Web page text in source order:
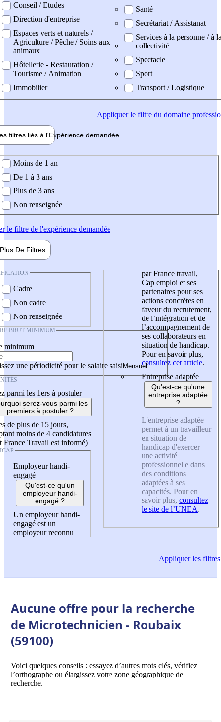
Conseil / Etudes
Direction d'entreprise
Espaces verts et naturels /
Agriculture / Pêche / Soins aux
animaux
Hôtellerie - Restauration /
Tourisme / Animation
Immobilier
Santé
Secrétariat / Assistanat
Services à la personne / à la
collectivité
Spectacle
Sport
Transport / Logistique
Appliquerle filtre du domaine
filtres liés à l'Expérience demandée
demandée
Moins de 1 an
De 1 à 3 ans
Plus de 3 ans
Non renseignée
le filtre de l'expérience demandée
Plus De Filtres
Cadre
Non cadre
Non renseignée
BRUT MINIMUM
minimum
une périodicité pour le salaire saisi
parmi les 1ers à postuler
serez-vous parmi les
premiers à postuler ?
de plus de 15 jours,
moins de 4 candidatures
France Travail est informé)
Employeur handi-
engagé
Qu'est-ce qu'un
employeur handi-
engagé ?
Un employeur handi-
engagé est un
employeur reconnu
par France travail,
Cap emploi et ses
partenaires pour ses
actions concrètes en
faveur du recrutement,
de l’intégration et de
l’accompagnement de
ses collaborateurs en
situation de handicap.
Pour en savoir plus,
consultez cet article.
Entreprise adaptée
Qu'est-ce qu'une
entreprise adaptée
?
L'entreprise adaptée
permet à un travailleur
en situation de
handicap d'exercer
une activité
professionnelle dans
des conditions
adaptées à ses
capacités. Pour en
savoir plus, consultez
le site de l’UNEA.
Appliquerles filtres
Aucune offre pour la recherche
de Microtechnicien - Roubaix
(59100)
Voici quelques conseils : essayez d’autres mots clés, vérifiez
l’orthographe ou élargissez votre zone géographique de
recherche.